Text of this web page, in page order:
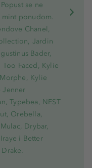
se ne
mint ponudom.
Chanel,
Jardin
Bader,
Too Faced, Kylie
Kylie
Jenner
Typebea, NEST
Orebella,
Drybar,
i Better